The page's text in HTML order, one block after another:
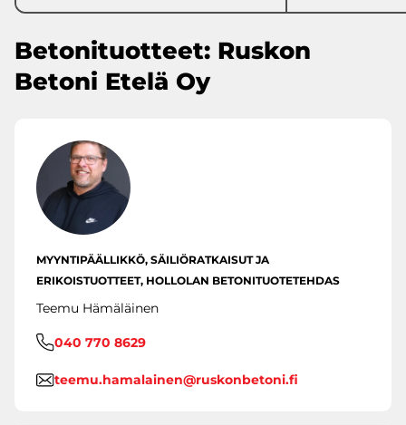
Betonituotteet: Ruskon
Betoni Etelä Oy
MYYNTIPÄÄLLIKKÖ, SÄILIÖRATKAISUT JA
ERIKOISTUOTTEET, HOLLOLAN BETONITUOTETEHDAS
Teemu Hämäläinen
040 770 8629
teemu.hamalainen@ruskonbetoni.fi